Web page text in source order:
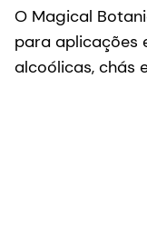
O Magical
para aplicações
alcoólicas, chás